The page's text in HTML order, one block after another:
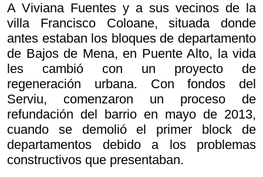
A Viviana Fuentes y a sus vecinos de la
villa Francisco Coloane, situada donde
antes estaban los bloques de departamento
de Bajos de Mena, en Puente Alto, la vida
les cambió con un proyecto de
regeneración urbana. Con fondos del
Serviu, comenzaron un proceso de
refundación del barrio en mayo de 2013,
cuando se demolió el primer block de
departamentos debido a los problemas
constructivos que presentaban.